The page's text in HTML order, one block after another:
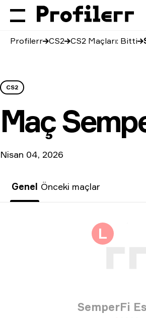
Profilerr CS2 CS2 Maçları: Bitti
CS2
Maç
Nisan 04, 2026
Genel Önceki maçlar
L
SemperFi